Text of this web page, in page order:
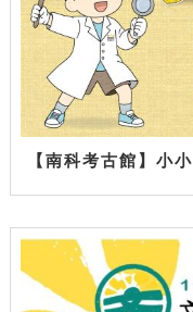
【南科考古館】小